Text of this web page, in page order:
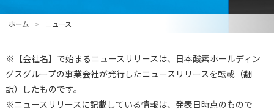
ホーム > ニュース
※【会社名】で始まるニュースリリースは、日本酸素ホールディン
グスグループの事業会社が発行したニュースリリースを転載（翻
訳）したものです。
※ニュースリリースに記載している情報は、発表日時点のもので